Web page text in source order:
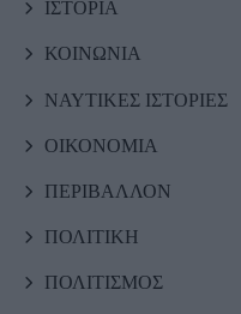
ΙΣΤΟΡΙΑ
ΚΟΙΝΩΝΙΑ
ΝΑΥΤΙΚΕΣ ΙΣΤΟΡΙΕΣ
ΟΙΚΟΝΟΜΙΑ
ΠΕΡΙΒΑΛΛΟΝ
ΠΟΛΙΤΙΚΗ
ΠΟΛΙΤΙΣΜΟΣ